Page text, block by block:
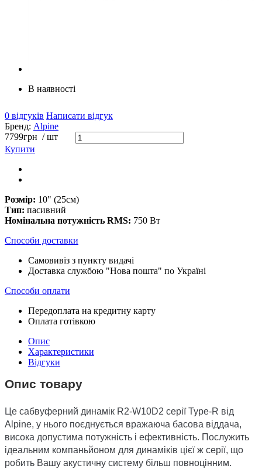
В наявності
0 відгуків Написати відгук
Бренд: Alpine
7799грн / шт
Купити
Розмір: 10" (25см)
Тип: пасивний
Номінальна потужність RMS: 750 Вт
Способи доставки
Самовивіз з пункту видачі
Доставка службою "Нова пошта" по Україні
Способи оплати
Передоплата на кредитну карту
Оплата готівкою
Опис
Характеристики
Відгуки
Опис товару
Це сабвуферний динамік R2-W10D2 серії Type-R від
Alpine, у нього поєднується вражаюча басова віддача,
висока допустима потужність і ефективність. Послужить
ідеальним компаньйоном для динаміків цієї ж серії, що
робить Вашу акустичну систему більш повноцінним.